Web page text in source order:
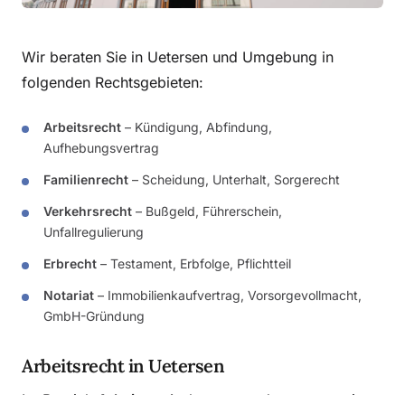
Wir beraten Sie in Uetersen und Umgebung in
folgenden Rechtsgebieten:
Arbeitsrecht – Kündigung, Abfindung,
Aufhebungsvertrag
Familienrecht – Scheidung, Unterhalt, Sorgerecht
Verkehrsrecht – Bußgeld, Führerschein,
Unfallregulierung
Erbrecht – Testament, Erbfolge, Pflichtteil
Notariat – Immobilienkaufvertrag, Vorsorgevollmacht,
GmbH-Gründung
Arbeitsrecht in Uetersen